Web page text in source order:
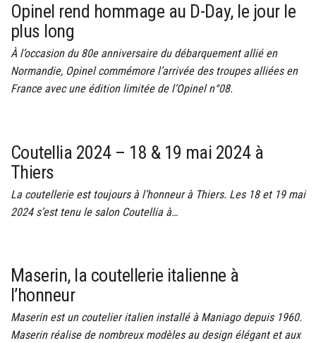
Opinel rend hommage au D-Day, le jour le
plus long
À l’occasion du 80e anniversaire du débarquement allié en
Normandie, Opinel commémore l’arrivée des troupes alliées en
France avec une édition limitée de l’Opinel n°08.
Coutellia 2024 – 18 & 19 mai 2024 à
Thiers
La coutellerie est toujours à l’honneur à Thiers. Les 18 et 19 mai
2024 s’est tenu le salon Coutellia à…
Maserin, la coutellerie italienne à
l’honneur
Maserin est un coutelier italien installé à Maniago depuis 1960.
Maserin réalise de nombreux modèles au design élégant et aux